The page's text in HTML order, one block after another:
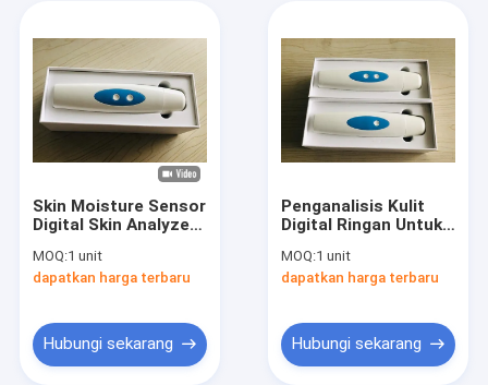
Produk
Tentang kami
kasus
Skin Moisture Sensor
Digital Skin Analyzer
Dan Scalp Lense
MOQ:1 unit
dapatkan harga terbaru
Hubungi sekarang
Penganalisis Kulit
Digital Ringan Untuk
Persentase Pigmen
Air Minyak Yang
MOQ:1 unit
dapatkan harga terbaru
Hubungi sekarang